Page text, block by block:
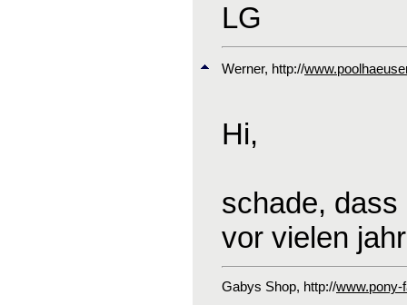
LG
Werner, http://
Hi,
schade,
vor vielen
Gabys Shop, http://www.pony-